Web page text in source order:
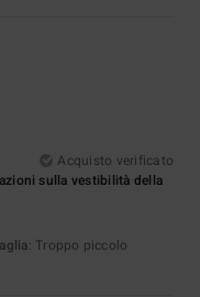
Acquisto verificato
sulla vestibilità della
: Troppo piccolo